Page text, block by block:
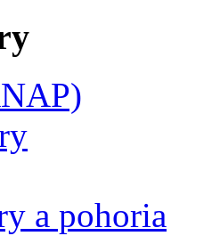
a pohoria